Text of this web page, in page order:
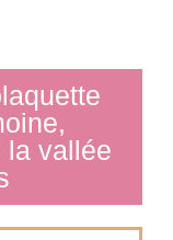
la vallée